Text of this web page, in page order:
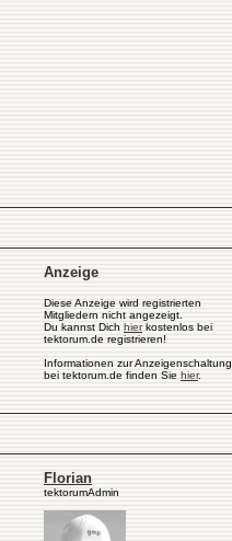
Anzeige
Diese Anzeige wird registrierten
Mitgliedern nicht angezeigt.
Du kannst Dich hierkostenlos bei
tektorum.de registrieren!
Informationen zur Anzeigenschaltung
bei tektorum.de finden Sie hier.
Florian
tektorumAdmin